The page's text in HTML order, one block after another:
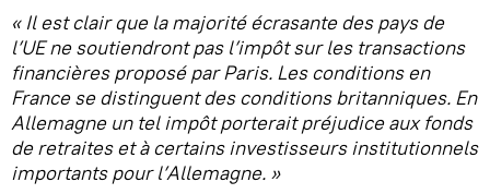
« Il est clair que la majorité écrasante des pays de
l’UE ne soutiendront pas l’impôt sur les transactions
financières proposé par Paris. Les conditions en
France se distinguent des conditions britanniques. En
Allemagne un tel impôt porterait préjudice aux fonds
de retraites et à certains investisseurs institutionnels
importants pour l’Allemagne. »